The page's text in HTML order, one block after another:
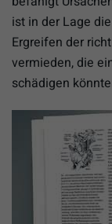
ist in der Lage
Ergreifen der
vermieden, die
schädigen